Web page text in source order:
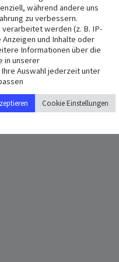
während andere uns
zu verbessern.
werden (z. B. IP-
und Inhalte oder
Informationen über die
in unserer
Auswahl jederzeit unter
Cookie Einstellungen